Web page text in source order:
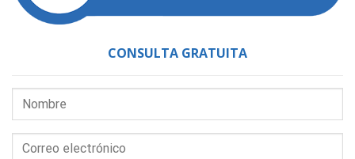
CONSULTA GRATUITA